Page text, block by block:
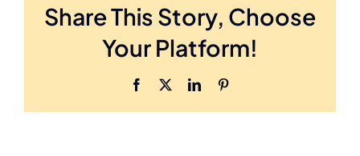
Share This Story, Choose
Your Platform!
Facebook LinkedIn